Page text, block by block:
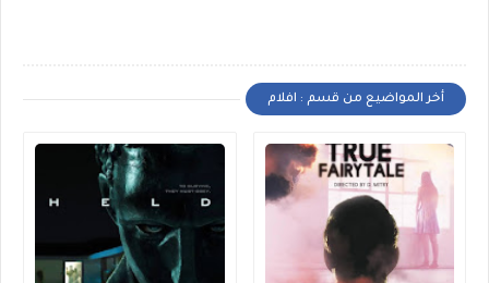
أخر المواضيع من قسم : افلام